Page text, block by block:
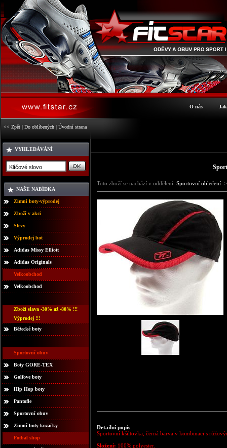
O nás
<< Zpět | Do oblíbených | Úvodní strana
VYHLEDÁVÁNÍ
NAŠE NABÍDKA
Zimní boty-výprodej
Zboží v akci
Slevy
Výprodej bot
Adidas Missy Elliott
Adidas Originals
Velkoobchod
Velkoobchod
Zboží slava -30% až -80% !!!
Výprodej !!!
Běžecké boty
Sportovní obuv
Boty GORE-TEX
Golfove boty
Hip Hop boty
Pantofle
Sportovní obuv
Zimní boty-kozačky
Fotbal shop
Toto zboží se nachází v oddělení: Sportovní oblečení
Detailní popis
Sportovní kšiltovka, černá barva v kombinaci s
Složení: 100% polyester.